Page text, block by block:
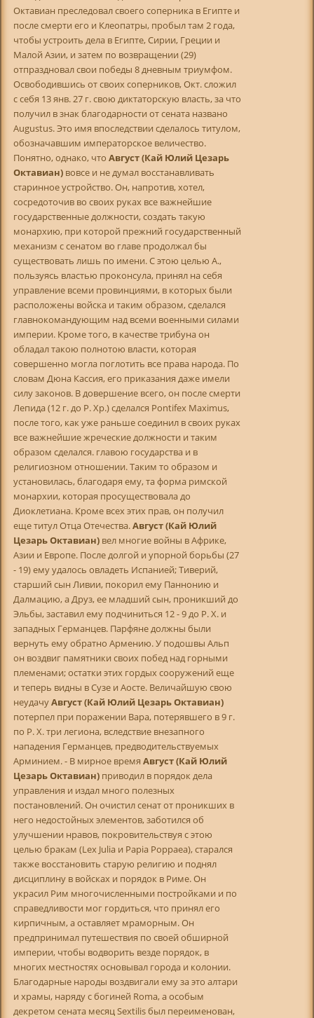
Октавиан преследовал своего соперника в Египте и
после смерти его и Клеопатры, пробыл там 2 года,
чтобы устроить дела в Египте, Сирии, Греции и
Малой Азии, и затем по возвращении (29)
отпраздновал свои победы 8 дневным триумфом.
Освободившись от своих соперников, Окт. сложил
с себя 13 янв. 27 г. свою диктаторскую власть, за что
получил в знак благодарности от сената названо
Augustus. Это имя впоследствии сделалось титулом,
обозначавшим императорское величество.
Понятно, однако, что Август (Кай Юлий Цезарь
Октавиан) вовсе и не думал восстанавливать
старинное устройство. Он, напротив, хотел,
сосредоточив во своих руках все важнейшие
государственные должности, создать такую
монархию, при которой прежний государственный
механизм с сенатом во главе продолжал бы
существовать лишь по имени. С этою целью А.,
пользуясь властью проконсула, принял на себя
управление всеми провинциями, в которых были
расположены войска и таким образом, сделался
главнокомандующим над всеми военными силами
империи. Кроме того, в качестве трибуна он
обладал такою полнотою власти, которая
совершенно могла поглотить все права народа. По
словам Дюна Кассия, его приказания даже имели
силу законов. В довершение всего, он после смерти
Лепида (12 г. до Р. Хр.) сделался Pontifex Maximus,
после того, как уже раньше соединил в своих руках
все важнейшие жреческие должности и таким
образом сделался. главою государства и в
религиозном отношении. Таким то образом и
установилась, благодаря ему, та форма римской
монархии, которая просуществовала до
Диоклетиана. Кроме всех этих прав, он получил
еще титул Отца Отечества.Август (Кай Юлий
Цезарь Октавиан) вел многие войны в Африке,
Азии и Европе. После долгой и упорной борьбы (27
- 19) ему удалось овладеть Испанией; Тиверий,
старший сын Ливии, покорил ему Паннонию и
Далмацию, а Друз, ее младший сын, проникший до
Эльбы, заставил ему подчиниться 12 - 9 до P. X. и
западных Германцев. Парфяне должны были
вернуть ему обратно Армению. У подошвы Альп
он воздвиг памятники своих побед над горными
племенами; остатки этих гордых сооружений еще
и теперь видны в Сузе и Аосте. Величайшую свою
неудачуАвгуст (Кай Юлий Цезарь Октавиан)
потерпел при поражении Вара, потерявшего в 9 г.
по Р. X. три легиона, вследствие внезапного
нападения Германцев, предводительствуемых
Арминием. - В мирное время Август (Кай Юлий
Цезарь Октавиан) приводил в порядок дела
управления и издал много полезных
постановлений. Он очистил сенат от проникших в
него недостойных элементов, заботился об
улучшении нравов, покровительствуя с этою
целью бракам (Lex Julia и Papia Poppaea), старался
также восстановить старую религию и поднял
дисциплину в войсках и порядок в Риме. Он
украсил Рим многочисленными постройками и по
справедливости мог гордиться, что принял его
кирпичным, а оставляет мраморным. Он
предпринимал путешествия по своей обширной
империи, чтобы водворить везде порядок, в
многих местностях основывал города и колонии.
Благодарные народы воздвигали ему за это алтари
и храмы, наряду с богиней Roma, а особым
декретом сената месяц Sextilis был переименован,